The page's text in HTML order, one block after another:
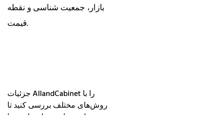
بازار، جمعیت شناسی و نقطه
قیمت.
جزئیات AllandCabinet را با
روش‌های مختلف بررسی کنید تا